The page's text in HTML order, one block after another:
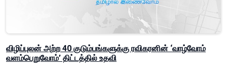
விழிப்புலன் அற்ற 40 குடும்பங்களுக்கு ரவிகரனின் ‘வாழ்வோம்
வளம்பெறுவோம்’ திட்டத்தில் உதவி